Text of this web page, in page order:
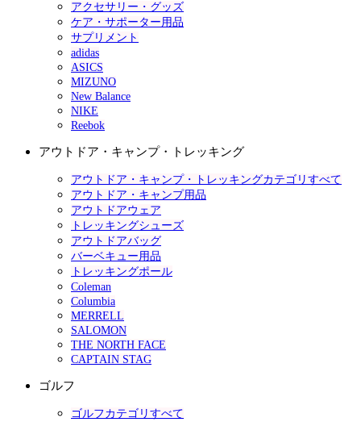
アクセサリー・グッズ
ケア・サポーター用品
サプリメント
adidas
ASICS
MIZUNO
New Balance
NIKE
Reebok
アウトドア・キャンプ・トレッキング
アウトドア・キャンプ・トレッキングカテゴリすべて
アウトドア・キャンプ用品
アウトドアウェア
トレッキングシューズ
アウトドアバッグ
バーベキュー用品
トレッキングポール
Coleman
Columbia
MERRELL
SALOMON
THE NORTH FACE
CAPTAIN STAG
ゴルフ
ゴルフカテゴリすべて